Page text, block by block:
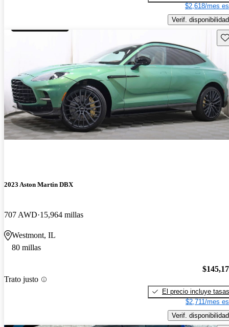
$2,618/mes
Verif. disponibilidad
2023 Aston Martin DBX
707 AWD 15,964 millas
Westmont, IL
80 millas
Trato justo
El precio incluye tasas
$2,711/mes
Verif. disponibilidad